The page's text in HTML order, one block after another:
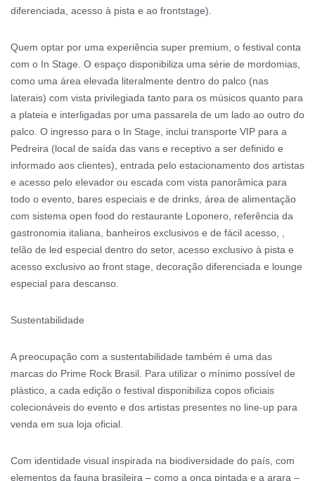
diferenciada, acesso à pista e ao frontstage).
Quem optar por uma experiência super premium, o festival conta
com o In Stage. O espaço disponibiliza uma série de mordomias,
como uma área elevada literalmente dentro do palco (nas
laterais) com vista privilegiada tanto para os músicos quanto para
a plateia e interligadas por uma passarela de um lado ao outro do
palco. O ingresso para o In Stage, inclui transporte VIP para a
Pedreira (local de saída das vans e receptivo a ser definido e
informado aos clientes), entrada pelo estacionamento dos artistas
e acesso pelo elevador ou escada com vista panorâmica para
todo o evento, bares especiais e de drinks, área de alimentação
com sistema open food do restaurante Loponero, referência da
gastronomia italiana, banheiros exclusivos e de fácil acesso, ,
telão de led especial dentro do setor, acesso exclusivo à pista e
acesso exclusivo ao front stage, decoração diferenciada e lounge
especial para descanso.
Sustentabilidade
A preocupação com a sustentabilidade também é uma das
marcas do Prime Rock Brasil. Para utilizar o mínimo possível de
plástico, a cada edição o festival disponibiliza copos oficiais
colecionáveis do evento e dos artistas presentes no line-up para
venda em sua loja oficial.
Com identidade visual inspirada na biodiversidade do país, com
elementos da fauna brasileira – como a onça pintada e a arara –